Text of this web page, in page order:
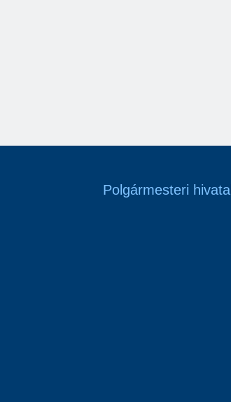
Polgármesteri hivatal